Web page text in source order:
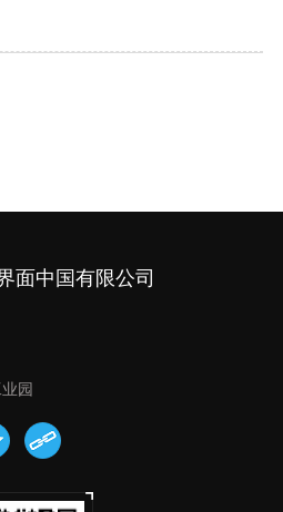
面中国有限公司
园